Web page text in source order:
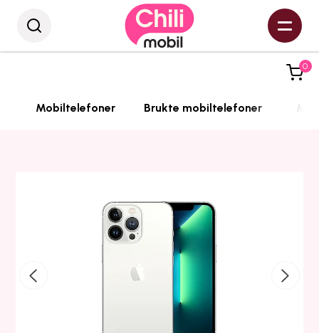
0
Mobiltelefoner Brukte mobiltelefoner